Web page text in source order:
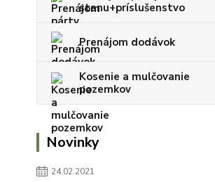
stanu+príslušenstvo
Prenájom dodávok
Kosenie a mulčovanie
pozemkov
Novinky
24.02.2021